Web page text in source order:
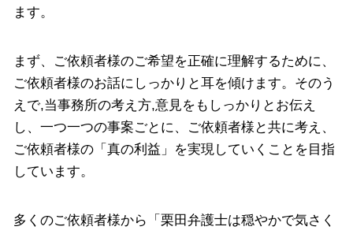
ます。
まず、ご依頼者様のご希望を正確に理解するために、
ご依頼者様のお話にしっかりと耳を傾けます。そのう
えで,当事務所の考え方,意見をもしっかりとお伝え
し、一つ一つの事案ごとに、ご依頼者様と共に考え、
ご依頼者様の「真の利益」を実現していくことを目指
しています。
多くのご依頼者様から「栗田弁護士は穏やかで気さく